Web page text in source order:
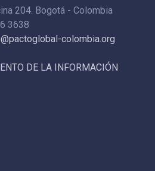
204. Bogotá - Colombia
3638
colombia.org
DE LA INFORMACIÓN